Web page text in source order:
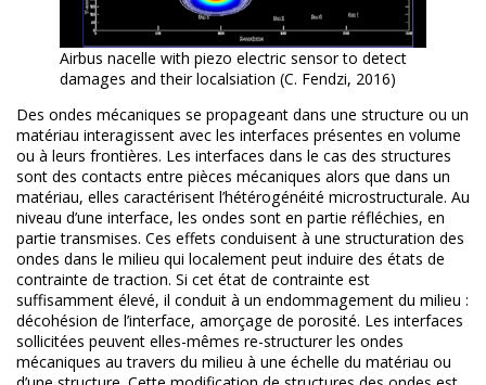
Airbus nacelle with piezo electric sensor to detect
damages and their localsiation (C. Fendzi, 2016)
Des ondes mécaniques se propageant dans une structure ou un
matériau interagissent avec les interfaces présentes en volume
ou à leurs frontières. Les interfaces dans le cas des structures
sont des contacts entre pièces mécaniques alors que dans un
matériau, elles caractérisent l’hétérogénéité microstructurale. Au
niveau d’une interface, les ondes sont en partie réfléchies, en
partie transmises. Ces effets conduisent à une structuration des
ondes dans le milieu qui localement peut induire des états de
contrainte de traction. Si cet état de contrainte est
suffisamment élevé, il conduit à un endommagement du milieu :
décohésion de l’interface, amorçage de porosité. Les interfaces
sollicitées peuvent elles-mêmes re-structurer les ondes
mécaniques au travers du milieu à une échelle du matériau ou